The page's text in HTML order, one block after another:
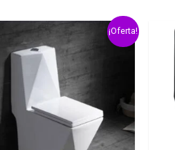
¡Oferta!